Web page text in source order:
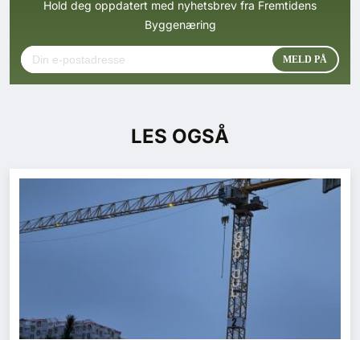
Hold deg oppdatert med nyhetsbrev fra Fremtidens
Byggenæring
LES OGSÅ